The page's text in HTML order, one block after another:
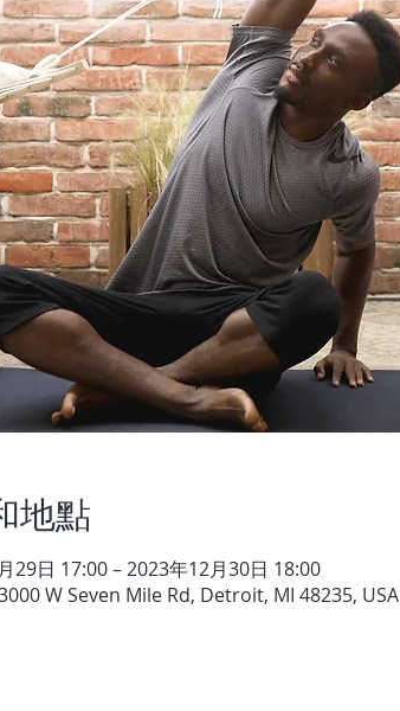
地點
29日 17:00 – 2023年12月30日 18:00
W Seven Mile Rd, Detroit, MI 48235, USA